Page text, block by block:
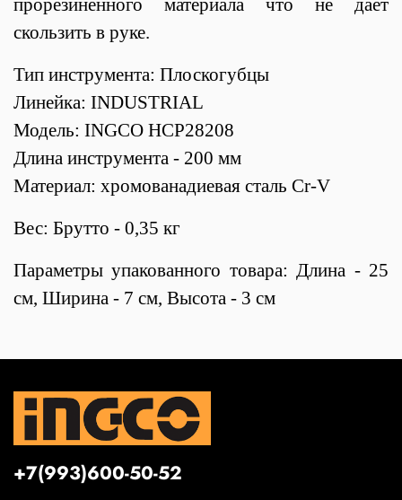
прорезиненного материала что не дает
скользить в руке.
Тип инструмента: Плоскогубцы
Линейка: INDUSTRIAL
Модель: INGCO HCP28208
Длина инструмента - 200 мм
Материал: хромованадиевая сталь Cr-V
Вес: Брутто - 0,35 кг
Параметры упакованного товара: Длина - 25
см, Ширина - 7 см, Высота - 3 см
+7(993)600-50-52